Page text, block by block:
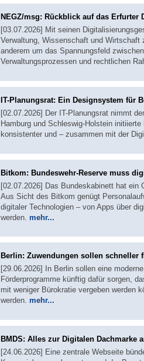
NEGZ/msg: Rückblick auf das Erfurter
[03.07.2026] Mit seinen
Verwaltung, Wissenschaft und
anderem um das Spannungsfeld
Verwaltungsprozessen und rechtlichen
IT-Planungsrat: Ein Designsystem für
[02.07.2026] Der IT-Planungsrat nimmt
Hamburg und Schleswig-Holstein
konsistenter und – zusammen mit der
Bitkom: Bundeswehr-Reserve muss
[02.07.2026] Das Bundeskabinett hat ein
Aus Sicht des Bitkom genügt
digitaler Technologien – von Apps über
werden. mehr...
Berlin: Zuwendungen sollen schneller
[29.06.2026] In Berlin sollen eine
Förderprogramme künftig dafür sorgen,
mit weniger Bürokratie vergeben werden
werden. mehr...
BMDS: Alles zur Digitalen Dachmarke
[24.06.2026] Eine zentrale Webseite